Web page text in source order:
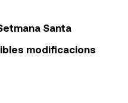
Santa
modificacions